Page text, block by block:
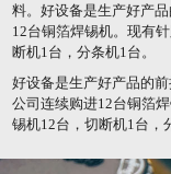
料。好设备是生产好产
12台铜箔焊锡机。现有
断机1台，分条机1台。
好设备是生产好产品的
公司连续购进12台铜箔
锡机12台，切断机1台，